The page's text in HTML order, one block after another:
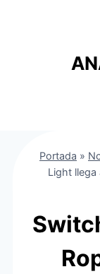
Portada »
Light